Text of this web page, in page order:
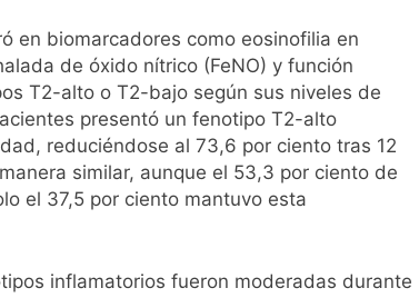
en biomarcadores como eosinofilia en
de óxido nítrico (FeNO) y función
T2-alto o T2-bajo según sus niveles de
presentó un fenotipo T2-alto
reduciéndose al 73,6 por ciento tras 12
similar, aunque el 53,3 por ciento de
el 37,5 por ciento mantuvo esta
inflamatorios fueron moderadas durante